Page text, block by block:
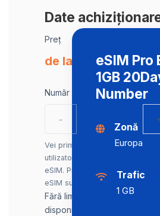
Date
Preț
de la € 5.00 / eSIM
Număr eSIM-uri
−
Vei primi câte un eSIM separat
utilizator/dispozitiv. Poți
eSIM. Primul eSIM este inclus
eSIM suplimentar costă încă
Fără limită de date, viteză
disponibilă.
eSIM Pro
1GB
Number
Zonă
Europa
Trafic
1 GB